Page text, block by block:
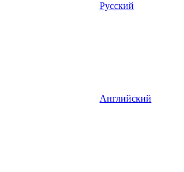
Русский
Английский